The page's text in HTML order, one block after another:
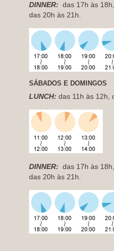
DINNER: das 17h às
das 20h às 21h.
SÁBADOS E DOMINGOS
LUNCH: das 11h às 12h,
DINNER: das 17h às
das 20h às 21h.